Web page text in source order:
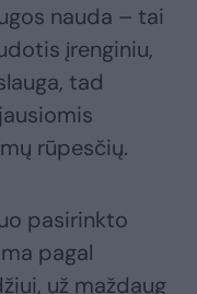
nauda – tai
įrenginiu,
tad
rūpesčių.
pasirinkto
pagal
už maždaug